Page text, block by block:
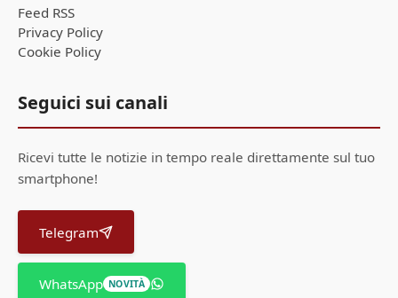
Feed RSS
Privacy Policy
Cookie Policy
Seguici sui canali
Ricevi tutte le notizie in tempo reale direttamente sul tuo
smartphone!
Telegram
WhatsApp NOVITÀ